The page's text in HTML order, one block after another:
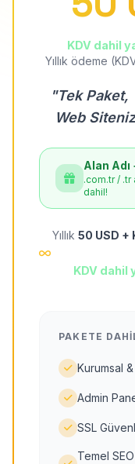
KDV dahil
Yıllık ödeme
"Tek
Web
Alan
.com.tr / .tr
dahil!
Yıllık 50 USD +
KDV dahil
PAKETE
Kurumsal
Admin
SSL
Temel